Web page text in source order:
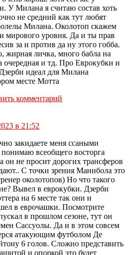
У Милана я считаю состав хоть
не средний как тут любят
Милана. Околотоп скажем
мирового уровня. Да и ты прав
за и против да ну этого гобба.
жирная личка, много бабла на
очередная и тд. Про Еврокубки и
идеал для Милана
месте Мотта
комментарий
в 21:52
закидаете меня ссаными
всеобщего восторга
он не просит дорогих трансферов
С точки зрения Манибола это
околотопов) Но что такого
Вывел в еврокубки. Дзерби
на 6 месте так они и
в еврочашки. Посмотрите
в прошлом сезоне, тут он
Сассуолы. Да и в этом совсем
атакующим футболом Де
6 голов. Сложно представить
и опоркой это будет